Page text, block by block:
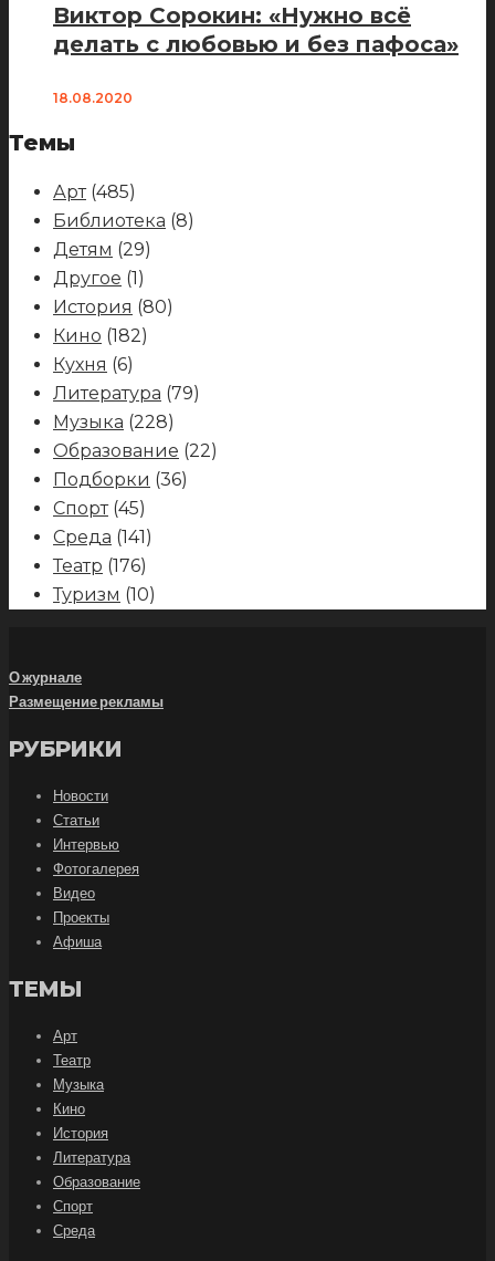
Виктор Сорокин: «Нужно всё
делать с любовью и без пафоса»
18.08.2020
Темы
Арт(485)
Библиотека (8)
Детям (29)
Другое (1)
История (80)
Кино (182)
Кухня (6)
Литература (79)
Музыка (228)
Образование (22)
Подборки (36)
Спорт(45)
Среда (141)
Театр (176)
Туризм (10)
О журнале
Размещение рекламы
РУБРИКИ
Новости
Статьи
Интервью
Фотогалерея
Видео
Проекты
Афиша
ТЕМЫ
Арт
Театр
Музыка
Кино
История
Литература
Образование
Спорт
Среда